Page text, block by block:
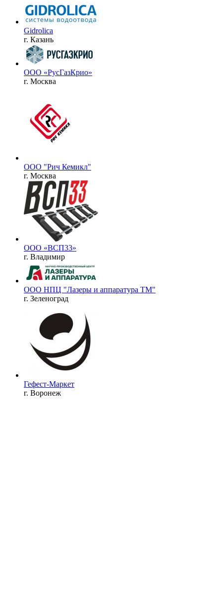
Gidrolica
г. Казань
ООО «РусГазКрио»
г. Москва
ООО "Рич Кемикл"
г. Москва
ООО «ВСП33»
г. Владимир
ООО НПЦ "Лазеры и аппаратура ТМ"
г. Зеленоград
Гефест-Маркет
г. Воронеж